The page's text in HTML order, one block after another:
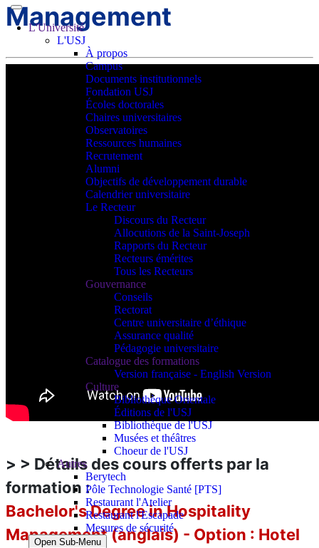
L'Université
L'USJ
À propos
Campus
Documents institutionnels
Fondation USJ
Écoles doctorales
Chaires universitaires
Observatoires
Ressources humaines
Recrutement
Alumni
Objectifs de développement durable
Calendrier universitaire
Le Recteur
Discours du Recteur
Allocutions de la Saint-Joseph
Rapports du Recteur
Recteurs émérites
Tous les Recteurs
Gouvernance
Conseils
Rectorat
Centre universitaire d’éthique
Assurance qualité
Pédagogie universitaire
Catalogue des formations
Version française - English Version
Culture
Bibliothèque Orientale
Éditions de l'USJ
Bibliothèque de l'USJ
Musées et théâtres
Choeur de l'USJ
Autres
Berytech
Pôle Technologie Santé [PTS]
Restaurant l'Atelier
Restaurant l'Escapade
Mesures de sécurité
Open Sub-Menu
Management
> > Détails des cours offerts par la
formation :
Bachelor's Degree in Hospitality
Management (anglais) - Option : Hotel